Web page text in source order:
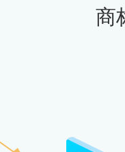
商